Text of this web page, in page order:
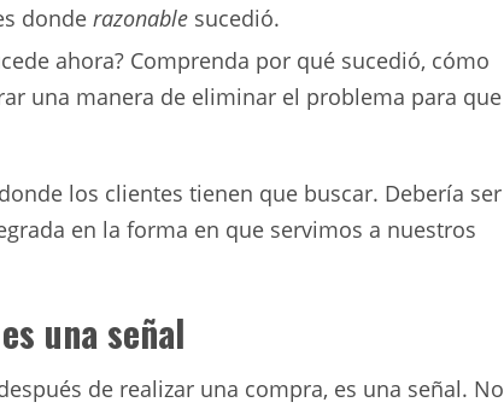
donde razonable sucedió.
ahora? Comprenda por qué sucedió, cómo
una manera de eliminar el problema para que
los clientes tienen que buscar. Debería ser
en la forma en que servimos a nuestros
una señal
de realizar una compra, es una señal. No